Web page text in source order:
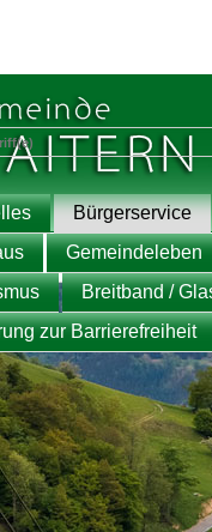
Bürgerservice
Gemeindeleben
Breitband /
zur Barrierefreiheit